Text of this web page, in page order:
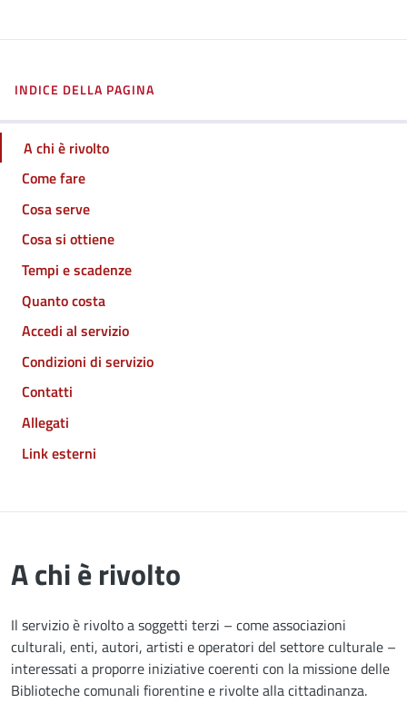
INDICE DELLA PAGINA
A chi è rivolto
Come fare
Cosa serve
Cosa si ottiene
Tempi e scadenze
Quanto costa
Accedi al servizio
Condizioni di servizio
Contatti
Allegati
Link esterni
A chi è rivolto
Il servizio è rivolto a soggetti terzi – come associazioni
culturali, enti, autori, artisti e operatori del settore culturale –
interessati a proporre iniziative coerenti con la missione delle
Biblioteche comunali fiorentine e rivolte alla cittadinanza.